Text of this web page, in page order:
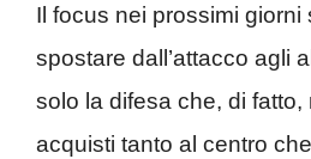
Il focus nei prossimi giorni
spostare dall’attacco agli
solo la difesa che, di fatto,
acquisti tanto al centro